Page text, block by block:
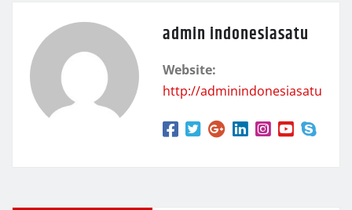
admin indonesiasatu
Website:
http://adminindonesiasatu